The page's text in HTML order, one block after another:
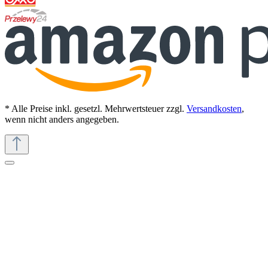
* Alle Preise inkl. gesetzl. Mehrwertsteuer zzgl. Versandkosten,
wenn nicht anders angegeben.